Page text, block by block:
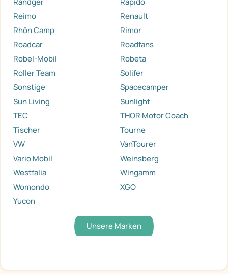
Reimo
Renault
Rhön Camp
Rimor
Roadcar
Roadfans
Robel-Mobil
Robeta
Roller Team
Solifer
Sonstige
Spacecamper
Sun Living
Sunlight
TEC
THOR Motor Coach
Tischer
Tourne
VW
VanTourer
Vario Mobil
Weinsberg
Westfalia
Wingamm
Womondo
XGO
Yucon
Unsere Marken